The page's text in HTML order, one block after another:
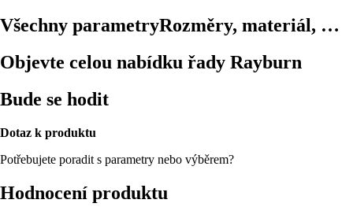
Všechny parametryRozměry, materiál, …
Objevte celou nabídku řady Rayburn
Bude se hodit
Dotaz k produktu
Potřebujete poradit s parametry nebo výběrem?
Hodnocení produktu